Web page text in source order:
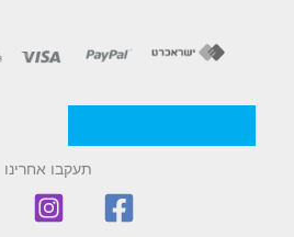
תעקבו אחרינו